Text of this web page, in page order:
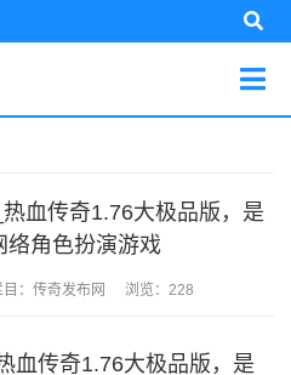
血传奇1.76大极品版，是
络角色扮演游戏
： 传奇发布网 浏览：228
血传奇1.76大极品版，是